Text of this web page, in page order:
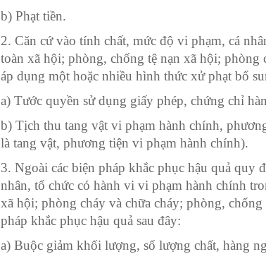
b) Phạt tiền.
2. Căn cứ vào tính chất, mức độ vi phạm, cá
toàn xã hội; phòng, chống tệ nạn xã hội;
áp dụng một hoặc nhiều hình thức xử phạt bổ
a) Tước quyền sử dụng giấy phép, chứng chỉ
b) Tịch thu tang vật vi phạm hành chính,
là tang vật, phương tiện vi phạm hành chính).
3. Ngoài các biện pháp khắc phục hậu quả quy
nhân, tổ chức có hành vi vi phạm hành chính
xã hội; phòng cháy và chữa cháy; phòng,
pháp khắc phục hậu quả sau đây:
a) Buộc giảm khối lượng, số lượng chất, hàng